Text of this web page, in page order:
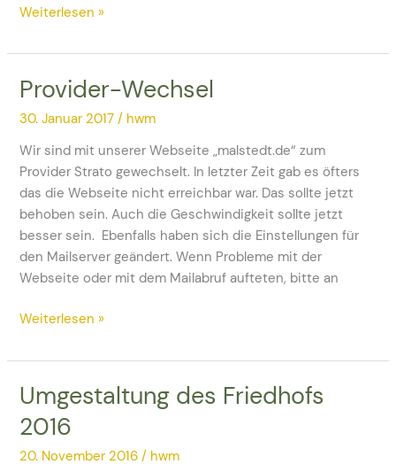
Weiterlesen »
Provider-Wechsel
30. Januar 2017/ hwm
Wir sind mit unserer Webseite „malstedt.de“ zum
Provider Strato gewechselt. In letzter Zeit gab es öfters
das die Webseite nicht erreichbar war. Das sollte jetzt
behoben sein. Auch die Geschwindigkeit sollte jetzt
besser sein. Ebenfalls haben sich die Einstellungen für
den Mailserver geändert. Wenn Probleme mit der
Webseite oder mit dem Mailabruf aufteten, bitte an
Provider-
Weiterlesen »
Umgestaltung des Friedhofs
2016
20. November 2016/ hwm
Umgestaltung
Friedhofs
2016